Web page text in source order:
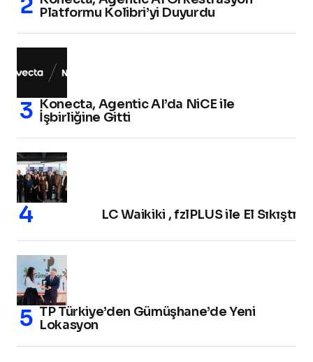
Platformu Kolibri’yi Duyurdu
Konecta, Agentic AI’da NiCE ile
İşbirliğine Gitti
LC Waikiki , fzlPLUS ile El Sıkıştı
TP Türkiye’den Gümüşhane’de Yeni
Lokasyon